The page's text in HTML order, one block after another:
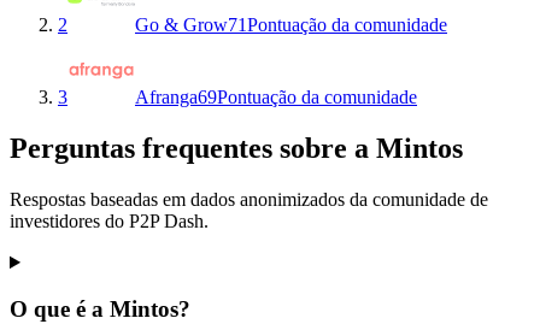
2 Go & Grow71Pontuação da comunidade
3 Afranga69Pontuação da comunidade
Perguntas frequentes sobre a Mintos
Respostas baseadas em dados anonimizados da comunidade de
investidores do P2P Dash.
O que é a Mintos?